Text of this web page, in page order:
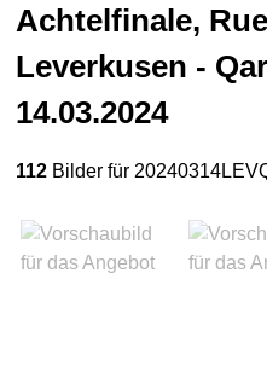
Achtelfinale,
Leverkusen -
14.03.2024
112 Bilder für